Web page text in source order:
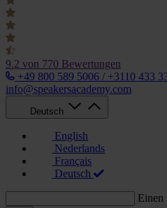
9.2 von 770 Bewertungen
+49 800 589 5006 / +3110 433
info@speakersacademy.com
Deutsch
English
Nederlands
Français
Deutsch
Einen